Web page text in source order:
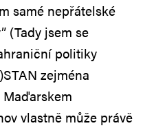
samé nepřátelské
(Tady jsem se
politiky
zejména
vlastně může právě